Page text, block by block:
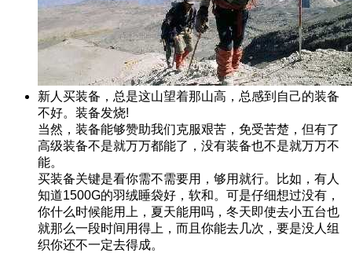
新人买装备，总是这山望着那山高，总感到自己的装备
不好。装备发烧!
当然，装备能够赞助我们克服艰苦，免受苦楚，但有了
高级装备不是就万万都能了，没有装备也不是就万万不
能。
买装备关键是看你需不需要用，够用就行。比如，有人
知道1500G的羽绒睡袋好，软和。可是仔细想过没有，
你什么时候能用上，夏天能用吗，冬天即使去小五台也
就那么一段时间用得上，而且你能去几次，要是没人组
织你还不一定去得成。